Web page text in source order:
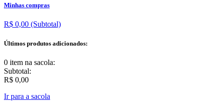
Minhas compras
R$ 0,00 (Subtotal)
Últimos produtos adicionados:
0 item na sacola:
Subtotal:
R$ 0,00
Ir para a sacola